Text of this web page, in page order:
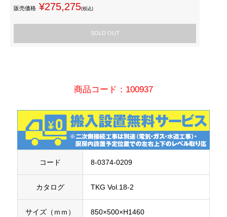
販売価格 ¥275,275(税込)
SOLD OUT
商品コード：100937
コード 8-0374-0209
カタログ TKG Vol.18-2
サイズ（ｍｍ） 850×500×H1460